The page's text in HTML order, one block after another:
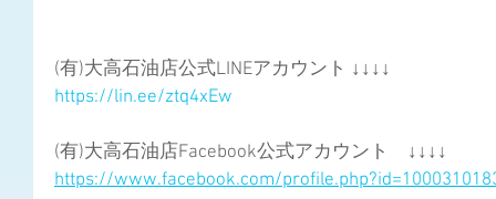
(有)大高石油店公式LINEアカウント ↓↓↓↓
https://lin.ee/ztq4xEw
(有)大高石油店Facebook公式アカウント　↓↓↓↓
https://www.facebook.com/